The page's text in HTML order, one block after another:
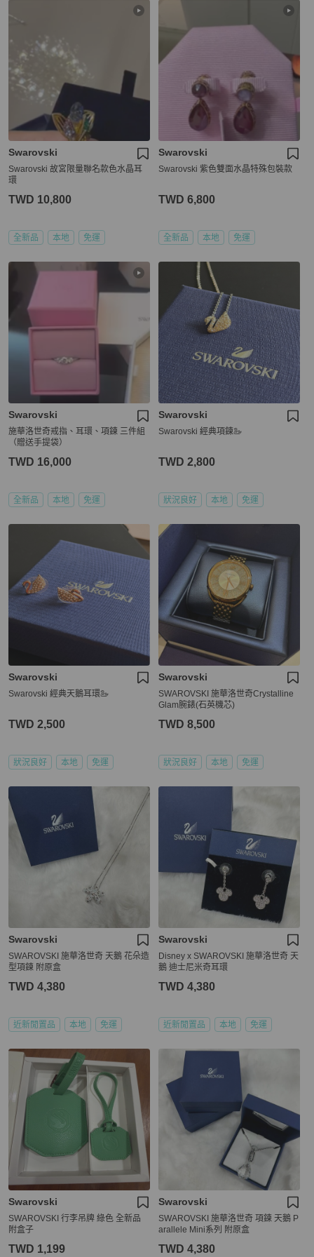
Swarovski
Swarovski 故宮限量聯名款色水晶耳
環
TWD 10,800
全新品 本地 免運
Swarovski
Swarovski 紫色雙面水晶特殊包裝款
TWD 6,800
全新品 本地 免運
Swarovski
施華洛世奇戒指、耳環、項鍊 三件組
（贈送手提袋）
TWD 16,000
全新品 本地 免運
Swarovski
Swarovski 經典項鍊🦢
TWD 2,800
狀況良好 本地 免運
Swarovski
Swarovski 經典天鵝耳環🦢
TWD 2,500
狀況良好 本地 免運
Swarovski
SWAROVSKI 施華洛世奇Crystalline
Glam腕錶(石英機芯)
TWD 8,500
狀況良好 本地 免運
Swarovski
SWAROVSKI 施華洛世奇 天鵝 花朵造
型項鍊 附原盒
TWD 4,380
近新閒置品 本地 免運
Swarovski
Disney x SWAROVSKI 施華洛世奇 天
鵝 迪士尼米奇耳環
TWD 4,380
近新閒置品 本地 免運
Swarovski
SWAROVSKI 行李吊牌 綠色 全新品
附盒子
TWD 1,199
Swarovski
SWAROVSKI 施華洛世奇 項鍊 天鵝 P
arallele Mini系列 附原盒
TWD 4,380